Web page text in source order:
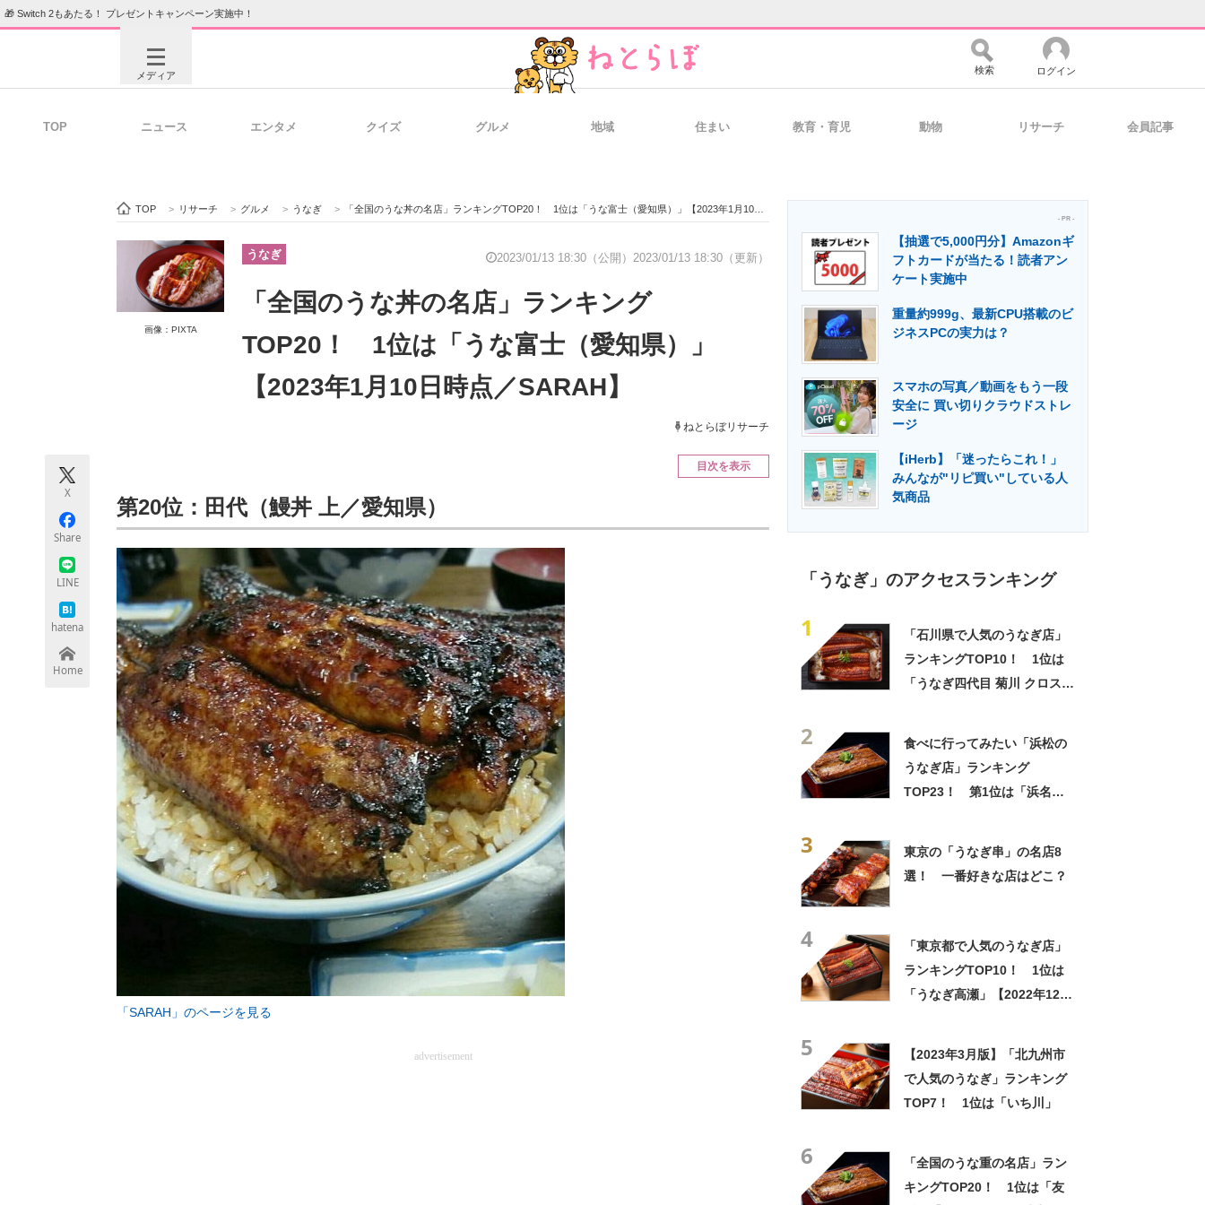
🎁 Switch 2もあたる！ プレゼントキャンペーン実施中！
メディア
ビジネスと働き方のヒント 経営リーダーのコミュニティ マーケ×ITの今がよく分かる
ITエンジニア向け専門サイト IT製品の技術・比較・事例 製造業のIT導入・活用を支援
エネルギーの専門メディア 建設×テクノロジーの最前線
ちょっと気になるネットの話題
検索 ログイン
TOP ニュース エンタメ クイズ グルメ 地域 住まい 教育・育児 動物 リサーチ 会員記事
TOP > リサーチ > グルメ > うなぎ > 「全国のうな丼の名店」ランキングTOP20！ 1位は「うな富士（愛知県）」【2023年1月10日時点／SARAH】
画像：PIXTA
うなぎ 2023/01/13 18:30（公開） 2023/01/13 18:30（更新）
「全国のうな丼の名店」ランキング
TOP20！ 1位は「うな富士（愛知県）」
【2023年1月10日時点／SARAH】
ねとらぼリサーチ
X
Share
LINE
hatena
Home
目次を表示
第20位：田代（鰻丼 上／愛知県）
「SARAH」のページを見る
advertisement
- PR -
【抽選で5,000円分】Amazonギ
フトカードが当たる！読者アン
ケート実施中
重量約999g、最新CPU搭載のビ
ジネスPCの実力は？
スマホの写真／動画をもう一段
安全に 買い切りクラウドストレ
ージ
【iHerb】「迷ったらこれ！」
みんなが"リピ買い"している人
気商品
「うなぎ」のアクセスランキング
1
「石川県で人気のうなぎ店」
ランキングTOP10！ 1位は
「うなぎ四代目 菊川 クロスゲ
2
食べに行ってみたい「浜松の
うなぎ店」ランキング
TOP23！ 第1位は「浜名湖
3
東京の「うなぎ串」の名店8
選！ 一番好きな店はどこ？
4
「東京都で人気のうなぎ店」
ランキングTOP10！ 1位は
「うなぎ高瀬」【2022年12月
5
【2023年3月版】「北九州市
で人気のうなぎ」ランキング
TOP7！ 1位は「いち川」
6
「全国のうな重の名店」ラン
キングTOP20！ 1位は「友